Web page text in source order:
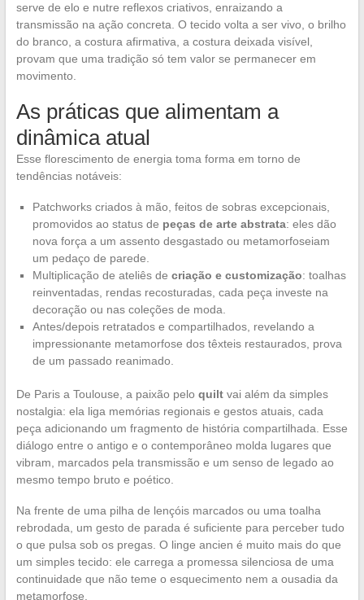
serve de elo e nutre reflexos criativos, enraizando a
transmissão na ação concreta. O tecido volta a ser vivo, o brilho
do branco, a costura afirmativa, a costura deixada visível,
provam que uma tradição só tem valor se permanecer em
movimento.
As práticas que alimentam a
dinâmica atual
Esse florescimento de energia toma forma em torno de
tendências notáveis:
Patchworks criados à mão, feitos de sobras excepcionais,
promovidos ao status de peças de arte abstrata: eles dão
nova força a um assento desgastado ou metamorfoseiam
um pedaço de parede.
Multiplicação de ateliês de criação e customização: toalhas
reinventadas, rendas recosturadas, cada peça investe na
decoração ou nas coleções de moda.
Antes/depois retratados e compartilhados, revelando a
impressionante metamorfose dos têxteis restaurados, prova
de um passado reanimado.
De Paris a Toulouse, a paixão pelo quiltvai além da simples
nostalgia: ela liga memórias regionais e gestos atuais, cada
peça adicionando um fragmento de história compartilhada. Esse
diálogo entre o antigo e o contemporâneo molda lugares que
vibram, marcados pela transmissão e um senso de legado ao
mesmo tempo bruto e poético.
Na frente de uma pilha de lençóis marcados ou uma toalha
rebrodada, um gesto de parada é suficiente para perceber tudo
o que pulsa sob os pregas. O linge ancien é muito mais do que
um simples tecido: ele carrega a promessa silenciosa de uma
continuidade que não teme o esquecimento nem a ousadia da
metamorfose.